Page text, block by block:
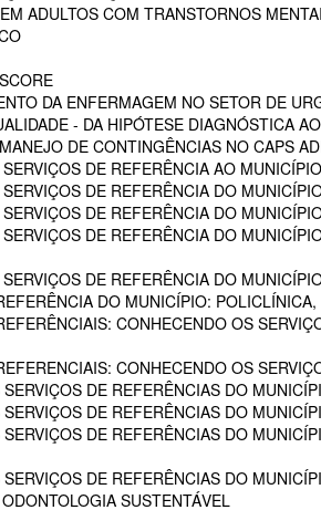
ADULTOS COM TRANSTORNOS
DA ENFERMAGEM NO SETOR DE
- DA HIPÓTESE DIAGNÓSTICA
DE CONTINGÊNCIAS NO CAPS
DE REFERÊNCIA AO
DE REFERÊNCIA DO
DE REFERÊNCIA DO
DE REFERÊNCIA DO
DE REFERÊNCIA DO
DO MUNICÍPIO:
CONHECENDO OS
CONHECENDO OS
DE REFERÊNCIAS DO
DE REFERÊNCIAS DO
DE REFERÊNCIAS DO
DE REFERÊNCIAS DO
SUSTENTÁVEL